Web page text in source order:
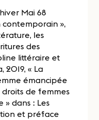
Mai 68
»,
les
des
littéraire et
2019, « La
émancipée
droits de femmes
dans : Les
et préface